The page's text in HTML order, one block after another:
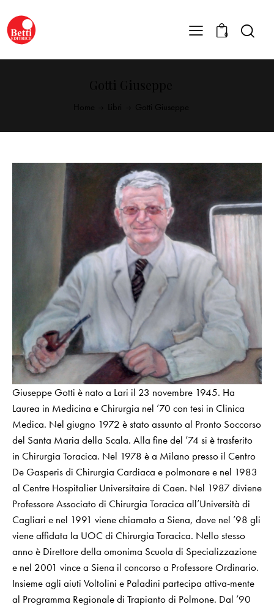
0
Giuseppe Gotti è nato a Lari il 23 novembre 1945. Ha
Laurea in Medicina e Chirurgia nel ’70 con tesi in Clinica
Medica. Nel giugno 1972 è stato assunto al Pronto Soccorso
del Santa Maria della Scala. Alla fine del ’74 si è trasferito
in Chirurgia Toracica. Nel 1978 è a Milano presso il Centro
De Gasperis di Chirurgia Cardiaca e polmonare e nel 1983
al Centre Hospitalier Universitaire di Caen. Nel 1987 diviene
Professore Associato di Chirurgia Toracica all’Università di
Cagliari e nel 1991 viene chiamato a Siena, dove nel ’98 gli
viene affidata la UOC di Chirurgia Toracica. Nello stesso
anno è Direttore della omonima Scuola di Specializzazione
e nel 2001 vince a Siena il concorso a Professore Ordinario.
Insieme agli aiuti Voltolini e Paladini partecipa attiva-mente
al Programma Regionale di Trapianto di Polmone. Dal ’90